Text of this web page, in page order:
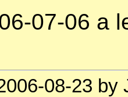
07-06 a
08-23 by